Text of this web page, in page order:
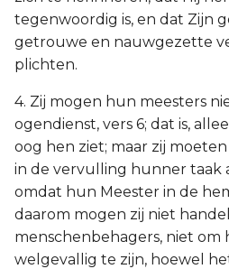
tegenwoordig is, en dat Zijn
getrouwe en nauwgezette
plichten.
4. Zij mogen hun meesters
ogendienst, vers 6; dat is,
oog hen ziet; maar zij
in de vervulling hunner taak
omdat hun Meester in de
daarom mogen zij niet
menschenbehagers, niet om
welgevallig te zijn, hoewel